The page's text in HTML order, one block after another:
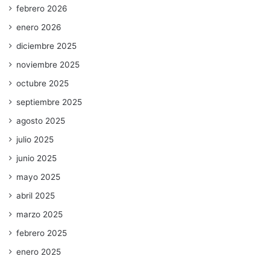
febrero 2026
enero 2026
diciembre 2025
noviembre 2025
octubre 2025
septiembre 2025
agosto 2025
julio 2025
junio 2025
mayo 2025
abril 2025
marzo 2025
febrero 2025
enero 2025